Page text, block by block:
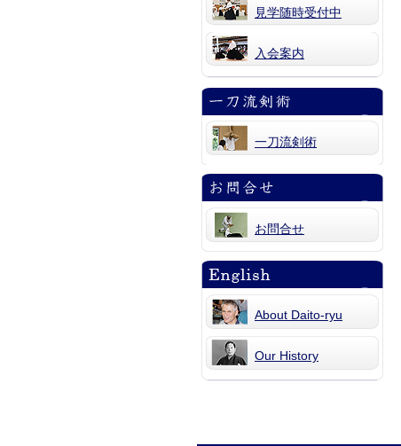
見学随時受付中
入会案内
一刀流剣術
お問合せ
About Daito-ryu
Our History